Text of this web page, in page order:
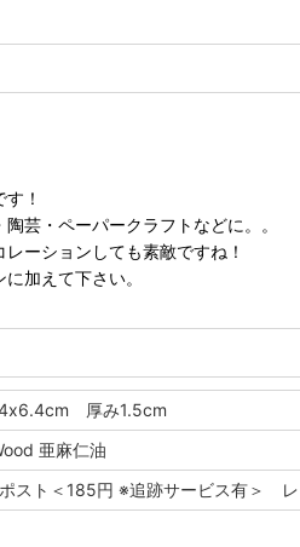
！
芸・ペーパークラフトなどに。。
ーションしても素敵ですね！
加えて下さい。
厚み1.5cm
亜麻仁油
スト＜185円 ※追跡サービス有＞